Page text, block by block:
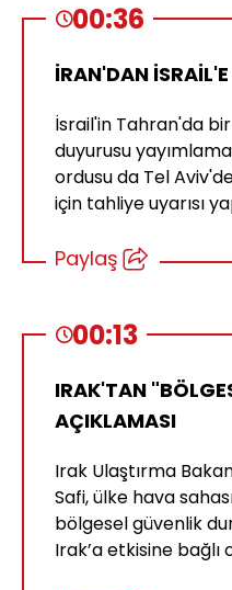
00:36
İRAN'DAN
İsrail'in Tahran'da
duyurusu
ordusu da Tel
için tahliye uyarısı
Paylaş
00:13
IRAK'TAN
AÇIKLAMASI
Irak Ulaştırma
Safi, ülke hava
bölgesel güvenlik
Irak’a etkisine bağlı